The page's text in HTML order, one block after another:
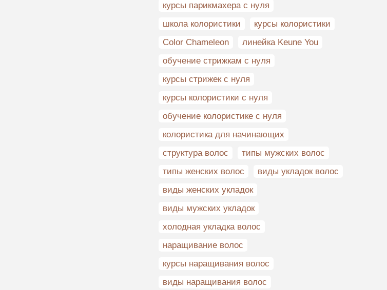
курсы парикмахера с нуля
школа колористики
курсы колористики
Color Chameleon
линейка Keune You
обучение стрижкам с нуля
курсы стрижек с нуля
курсы колористики с нуля
обучение колористике с нуля
колористика для начинающих
структура волос
типы мужских волос
типы женских волос
виды укладок волос
виды женских укладок
виды мужских укладок
холодная укладка волос
наращивание волос
курсы наращивания волос
виды наращивания волос